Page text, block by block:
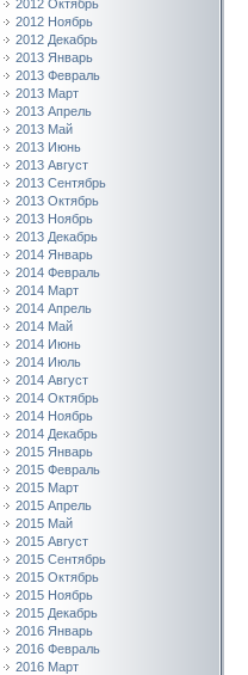
2012 Октябрь
2012 Ноябрь
2012 Декабрь
2013 Январь
2013 Февраль
2013 Март
2013 Апрель
2013 Май
2013 Июнь
2013 Август
2013 Сентябрь
2013 Октябрь
2013 Ноябрь
2013 Декабрь
2014 Январь
2014 Февраль
2014 Март
2014 Апрель
2014 Май
2014 Июнь
2014 Июль
2014 Август
2014 Октябрь
2014 Ноябрь
2014 Декабрь
2015 Январь
2015 Февраль
2015 Март
2015 Апрель
2015 Май
2015 Август
2015 Сентябрь
2015 Октябрь
2015 Ноябрь
2015 Декабрь
2016 Январь
2016 Февраль
2016 Март